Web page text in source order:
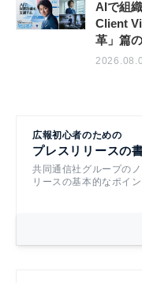
AIで組
Client
革」篇
広報初心者のための
プレスリリースの
共同通信社グループの
リースの基本的なポイン